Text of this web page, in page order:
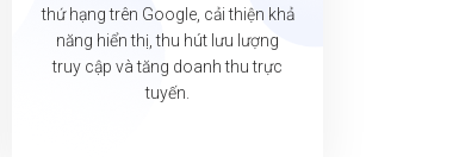
thứ hạng trên Google, cải thiện khả
năng hiển thị, thu hút lưu lượng
truy cập và tăng doanh thu trực
tuyến.